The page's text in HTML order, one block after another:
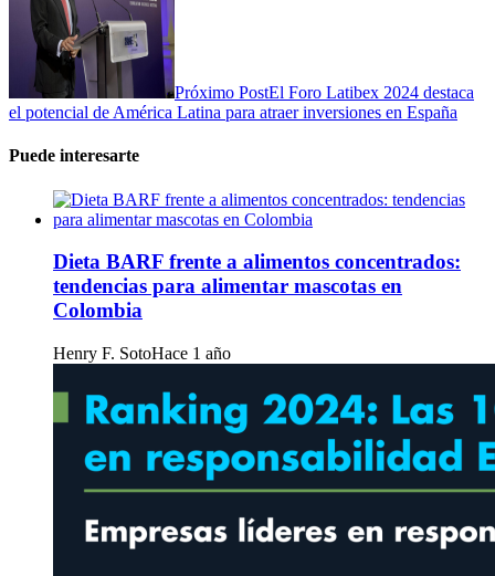
Próximo PostEl Foro Latibex 2024 destaca
el potencial de América Latina para atraer inversiones en España
Puede interesarte
Dieta BARF frente a alimentos concentrados:
tendencias para alimentar mascotas en
Colombia
Henry F. SotoHace 1 año